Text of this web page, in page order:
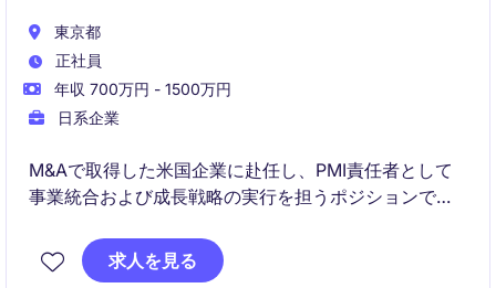
東京都
正社員
年収 700万円 - 1500万円
日系企業
M&Aで取得した米国企業に赴任し、PMI責任者として
事業統合および成長戦略の実行を担うポジションで
経営直下で戦略と現場の双方に関与しながら、グロー
求人を見る